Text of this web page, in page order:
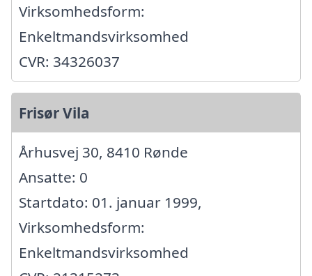
Virksomhedsform:
Enkeltmandsvirksomhed
CVR: 34326037
Frisør Vila
Århusvej 30, 8410 Rønde
Ansatte: 0
Startdato: 01. januar 1999,
Virksomhedsform:
Enkeltmandsvirksomhed